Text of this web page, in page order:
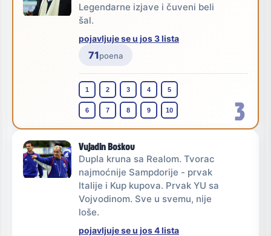
3
Legendarne izjave i čuveni beli
šal.
pojavljuje se u jos 3 lista
71poena
1 2 3 4 5
6 7 8 9 10
Vujadin Boškov
Dupla kruna sa Realom. Tvorac
najmoćnije Sampdorije - prvak
Italije i Kup kupova. Prvak YU sa
Vojvodinom. Sve u svemu, nije
loše.
pojavljuje se u jos 4 lista